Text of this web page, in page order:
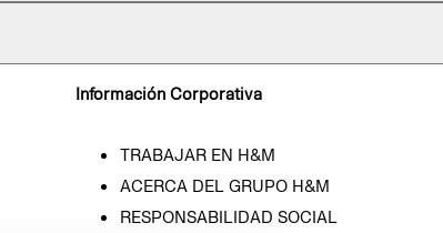
Información Corporativa
TRABAJAR EN H&M
ACERCA DEL GRUPO H&M
RESPONSABILIDAD SOCIAL